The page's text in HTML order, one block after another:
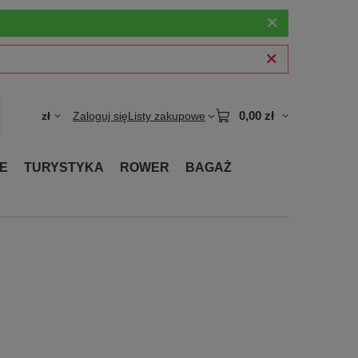
zł Zaloguj sięListy zakupowe 0,00 zł
TURYSTYKA ROWER BAGAŻ